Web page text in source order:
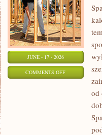
JUNE - 17 - 2026
COMMENTS OFFON
CZYTELNICZE
ARTYKUŁYod